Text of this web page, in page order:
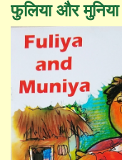
फुलिया और मुनिया